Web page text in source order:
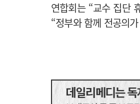
연합회는 “교수 집단
“정부와 함께 전공의